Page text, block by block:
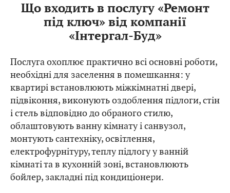
Що входить в послугу «Ремонт
під ключ» від компанії
«Інтергал-Буд»
Послуга охоплює практично всі основні роботи,
необхідні для заселення в помешкання: у
квартирі встановлюють міжкімнатні двері,
підвіконня, виконують оздоблення підлоги, стін
і стель відповідно до обраного стилю,
облаштовують ванну кімнату і санвузол,
монтують сантехніку, освітлення,
електрофурнітуру, теплу підлогу у ванній
кімнаті та в кухонній зоні, встановлюють
бойлер, закладні під кондиціонери.